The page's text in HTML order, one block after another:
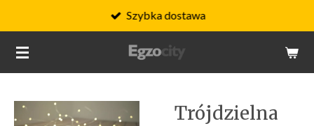
do
głównej
treści
Szybka dostawa
Trójdzielna